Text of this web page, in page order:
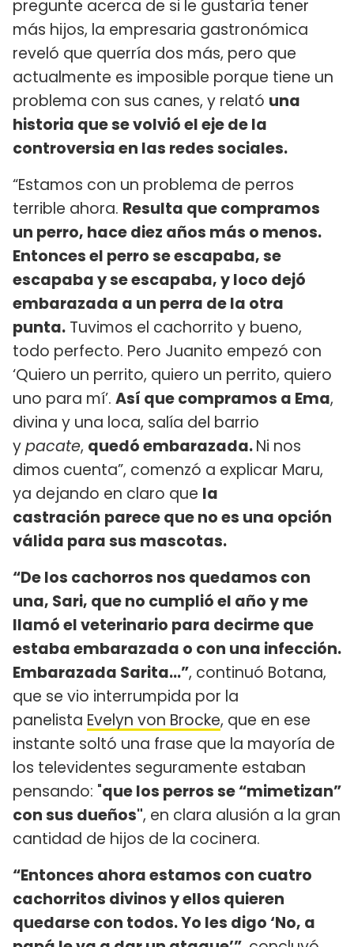
pregunte acerca de si le gustaría tener
más hijos, la empresaria gastronómica
reveló que querría dos más, pero que
actualmente es imposible porque tiene un
problema con sus canes, y relató una
historia que se volvió el eje de la
controversia en las redes sociales.
“Estamos con un problema de perros
terrible ahora. Resulta que compramos
un perro, hace diez años más o menos.
Entonces el perro se escapaba, se
escapaba y se escapaba, y loco dejó
embarazada a un perra de la otra
punta. Tuvimos el cachorrito y bueno,
todo perfecto. Pero Juanito empezó con
‘Quiero un perrito, quiero un perrito, quiero
uno para mí’. Así que compramos a Ema,
divina y una loca, salía del barrio
ypacate, quedó embarazada.Ni nos
dimos cuenta”, comenzó a explicar Maru,
ya dejando en claro que la
castración parece que no es una opción
válida para sus mascotas.
“De los cachorros nos quedamos con
una, Sari, que no cumplió el año y me
llamó el veterinario para decirme que
estaba embarazada o con una infección.
Embarazada Sarita…”, continuó Botana,
que se vio interrumpida por la
panelista Evelyn von Brocke, que en ese
instante soltó una frase que la mayoría de
los televidentes seguramente estaban
pensando: "que los perros se “mimetizan”
con sus dueños", en clara alusión a la gran
cantidad de hijos de la cocinera.
“Entonces ahora estamos con cuatro
cachorritos divinos y ellos quieren
quedarse con todos. Yo les digo ‘No, a